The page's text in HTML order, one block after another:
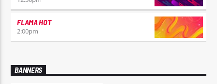
FLAMA HOT
2:00pm
BANNERS